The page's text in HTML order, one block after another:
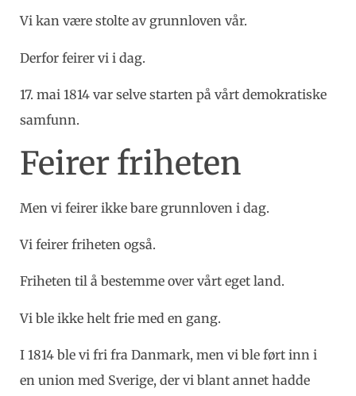
Vi kan være stolte av grunnloven vår.
Derfor feirer vi i dag.
17. mai 1814 var selve starten på vårt demokratiske
samfunn.
Feirer friheten
Men vi feirer ikke bare grunnloven i dag.
Vi feirer friheten også.
Friheten til å bestemme over vårt eget land.
Vi ble ikke helt frie med en gang.
I 1814 ble vi fri fra Danmark, men vi ble ført inn i
en union med Sverige, der vi blant annet hadde